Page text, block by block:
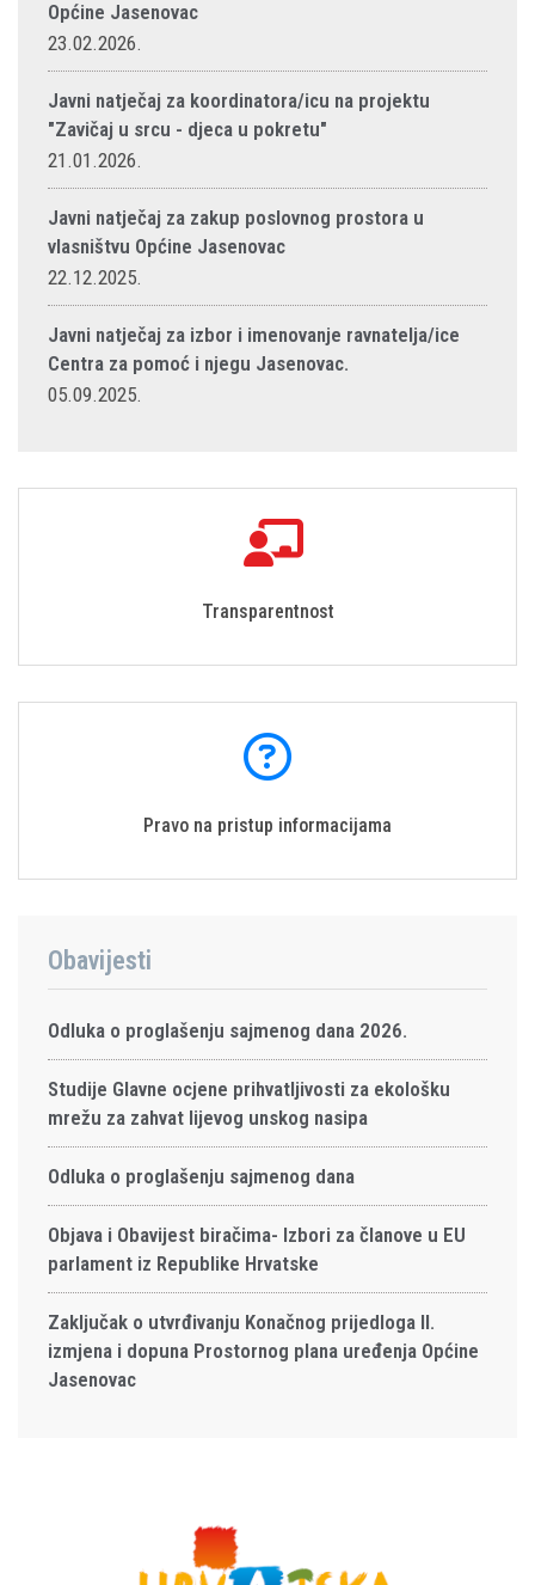
Općine Jasenovac
23.02.2026.
Javni natječaj za koordinatora/icu na projektu
"Zavičaj u srcu - djeca u pokretu"
21.01.2026.
Javni natječaj za zakup poslovnog prostora u
vlasništvu Općine Jasenovac
22.12.2025.
Javni natječaj za izbor i imenovanje ravnatelja/ice
Centra za pomoć i njegu Jasenovac.
05.09.2025.
Transparentnost
Pravo na pristup informacijama
Obavijesti
Odluka o proglašenju sajmenog dana 2026.
Studije Glavne ocjene prihvatljivosti za ekološku
mrežu za zahvat lijevog unskog nasipa
Odluka o proglašenju sajmenog dana
Objava i Obavijest biračima- Izbori za članove u EU
parlament iz Republike Hrvatske
Zaključak o utvrđivanju Konačnog prijedloga II.
izmjena i dopuna Prostornog plana uređenja Općine
Jasenovac